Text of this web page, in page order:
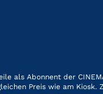
als Abonnent der
Preis wie am Kiosk.